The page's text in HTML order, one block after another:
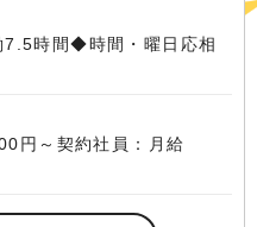
時間◆時間・曜日応相
円～契約社員：月給